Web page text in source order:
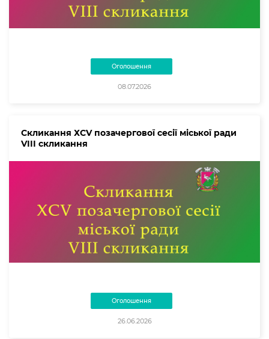
Оголошення
08.07.2026
Скликання ХСV позачергової сесії міської ради
VІІІ скликання
Оголошення
26.06.2026